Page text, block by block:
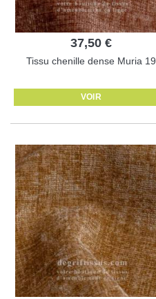
37,50 €
Tissu chenille dense Muria 19
VOIR